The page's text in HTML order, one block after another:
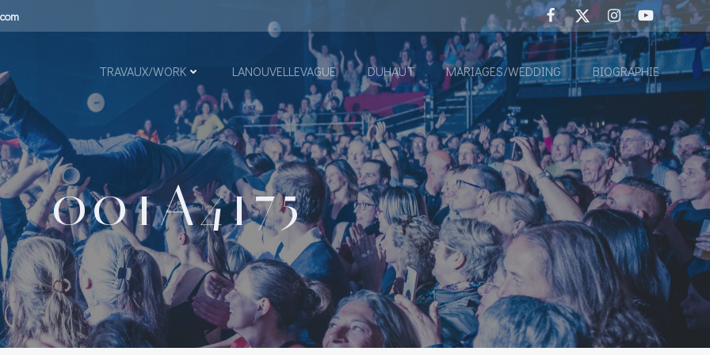
TRAVAUX/WORK LANOUVELLEVAGUE DUHAUT MARIAGES/WEDDING BIOGRAPHIE
001A4175